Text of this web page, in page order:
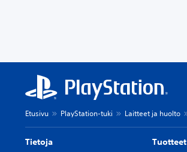
Etusivu PlayStation-tuki Laitteet ja huolto
Tietoja Tuotteet